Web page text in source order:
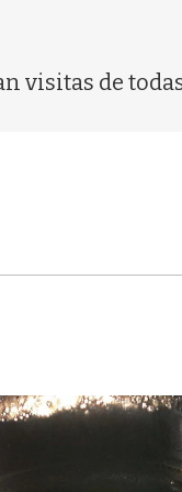
visitas de